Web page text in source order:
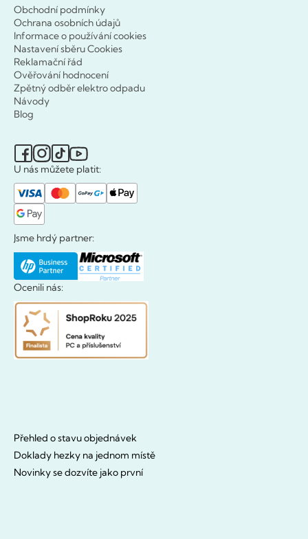
Obchodní podmínky
Ochrana osobních údajů
Informace o používání cookies
Nastavení sběru Cookies
Reklamační řád
Ověřování hodnocení
Zpětný odběr elektro odpadu
Návody
Blog
U nás můžete platit:
Jsme hrdý partner:
Ocenili nás:
Přehled o stavu objednávek
Doklady hezky na jednom místě
Novinky se dozvíte jako první